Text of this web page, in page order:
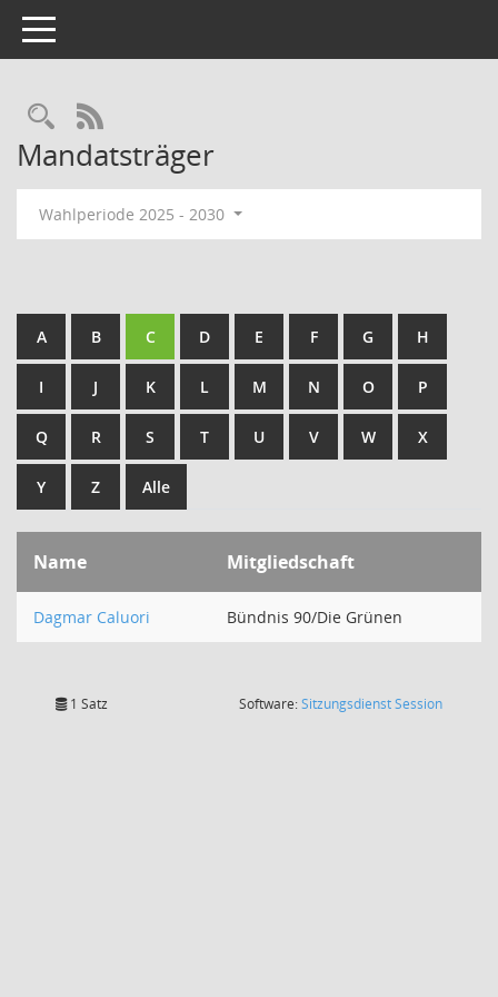
Toggle navigation
Rechercheauswahl
RSS-Feed
Mandatsträger
Wahlperiode 2025 - 2030
A B C D E F G H
I J K L M N O P
Q R S T U V W X
Y Z Alle
Name Mitgliedschaft
Dagmar Caluori Bündnis 90/Die Grünen
1 Satz Software:SitzungsdienstSession(Wird in